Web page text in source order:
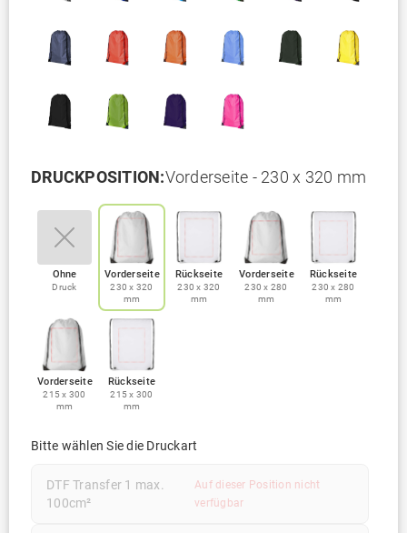
DRUCKPOSITION:Vorderseite - 230 x 320 mm
Ohne
Druck
Vorderseite
230 x 320
mm
Rückseite
230 x 320
mm
Vorderseite
230 x 280
mm
Rückseite
230 x 280
mm
Vorderseite
215 x 300
mm
Rückseite
215 x 300
mm
Bitte wählen Sie die Druckart
DTF Transfer 1 max.
100cm²
Auf dieser Position nicht
verfügbar